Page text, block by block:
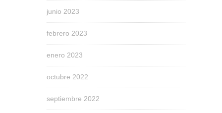
junio 2023
febrero 2023
enero 2023
octubre 2022
septiembre 2022